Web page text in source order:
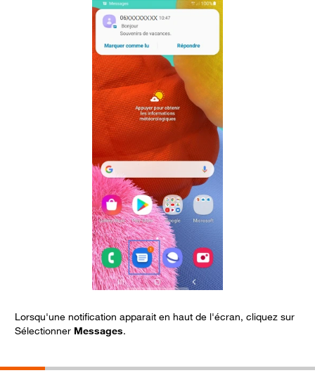
Lorsqu'une notification apparait en haut de l'écran, cliquez sur
Sélectionner Messages.